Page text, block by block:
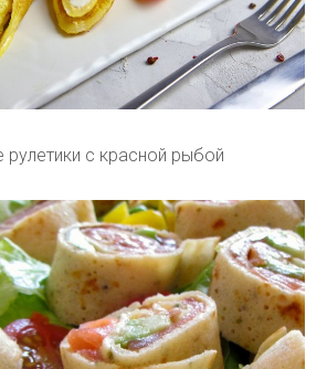
рулетики с красной рыбой